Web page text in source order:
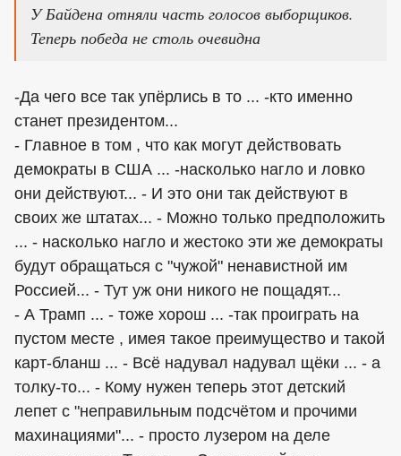
У Байдена отняли часть голосов выборщиков.
Теперь победа не столь очевидна
-Да чего все так упёрлись в то ... -кто именно
станет президентом...
- Главное в том , что как могут действовать
демократы в США ... -насколько нагло и ловко
они действуют... - И это они так действуют в
своих же штатах... - Можно только предположить
... - насколько нагло и жестоко эти же демократы
будут обращаться с "чужой" ненавистной им
Россией... - Тут уж они никого не пощадят...
- А Трамп ... - тоже хорош ... -так проиграть на
пустом месте , имея такое преимущество и такой
карт-бланш ... - Всё надувал надувал щёки ... - а
толку-то... - Кому нужен теперь этот детский
лепет с "неправильным подсчётом и прочими
махинациями"... - просто лузером на деле